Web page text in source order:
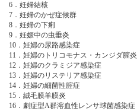
6．妊婦結核
7．妊婦のかぜ症候群
8．妊婦の下痢
9．妊娠中の虫垂炎
10．妊婦の尿路感染症
11．妊婦のトリコモナス・カンジダ腟炎
12．妊婦のクラミジア感染症
13．妊婦のリステリア感染症
14．妊婦の細菌性腟症
15．絨毛膜羊膜炎
16．劇症型A群溶血性レンサ球菌感染症